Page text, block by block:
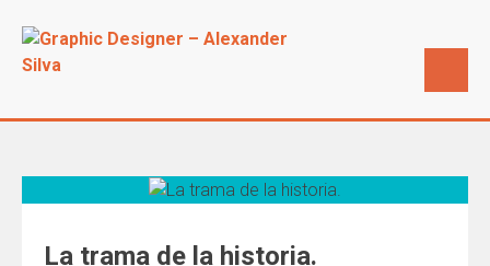
La trama de la historia.